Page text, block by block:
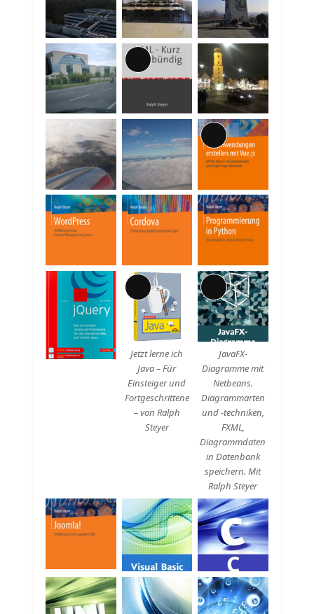
Lange
Beschreibung
Lange
Beschreibung
Lange
Beschreibung
Jetzt lerne ich
Java – Für
Einsteiger und
Fortgeschrittene
– von Ralph
Steyer
Lange
Beschreibung
JavaFX-
Diagramme mit
Netbeans.
Diagrammarten
und -techniken,
FXML,
Diagrammdaten
in Datenbank
speichern. Mit
Ralph Steyer